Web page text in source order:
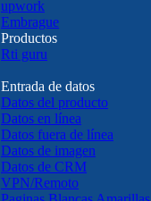
upwork
Embrague
Productos
Rti guru
Entrada de datos
Datos del producto
Datos en línea
Datos fuera de línea
Datos de imagen
Datos de CRM
VPN/Remoto